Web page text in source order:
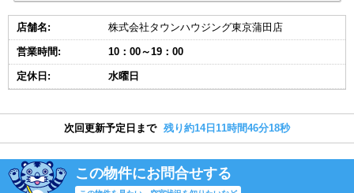
店舗名: 株式会社タウンハウジング東京蒲田店
営業時間: 10：00～19：00
定休日: 水曜日
次回更新予定日まで 残り約14日11時間46分17秒
この物件にお問合せする